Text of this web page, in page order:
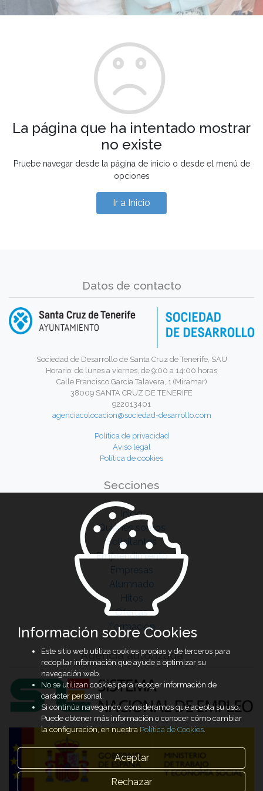
La página que ha intentado mostrar
no existe
Pruebe navegar desde la página de inicio o desde el menú de
opciones
Ir a Inicio
Datos de contacto
Sociedad de Desarrollo de Santa Cruz de Tenerife, SAU
Horario: de lunes a viernes, de 9:00 a 14:00 horas
Calle Francisco García Talavera, 1 (Miramar)
38009 SANTA CRUZ DE TENERIFE
922013401
agenciacolocacion@sociedad-desarrollo.com
Política de privacidad
Aviso legal
Política de cookies
Secciones
Inicio
Quiénes somos
Solicitantes
Emprendimiento
Empresas
Alumnado
Hitos
Ofertas
Formación
Agencia autorizada
Información sobre Cookies
Este sitio web utiliza cookies propias y de terceros para
recopilar información que ayude a optimizar su
navegación web.
No se utilizan cookies para recoger información de
carácter personal.
Si continúa navegando, consideramos que acepta su uso.
Puede obtener más información o conocer cómo cambiar
la configuración, en nuestraPolítica de Cookies.
Aceptar
Rechazar